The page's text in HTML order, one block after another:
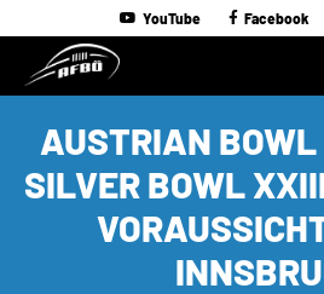
YouTube Facebook
AUSTRIAN
SILVER BOWL